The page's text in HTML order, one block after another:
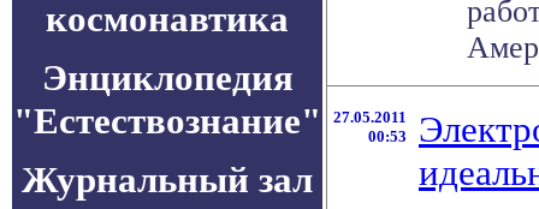
космонавтика
Энциклопедия
"Естествознание"
Журнальный зал
27.05.2011
00:53